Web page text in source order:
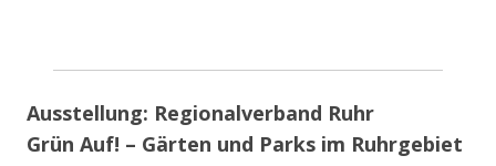
Ausstellung: Regionalverband Ruhr
Grün Auf! – Gärten und Parks im Ruhrgebiet